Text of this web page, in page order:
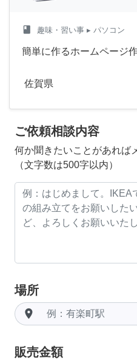
class 趣味・習い事 ▸ パソコン
簡単に作るホームページ
佐賀県
ご依頼相談内容
何か聞きたいことがあれば
（文字数は500字以内）
場所
room
販売金額